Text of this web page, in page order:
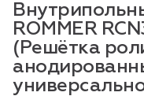
ROMMER
(Решётка